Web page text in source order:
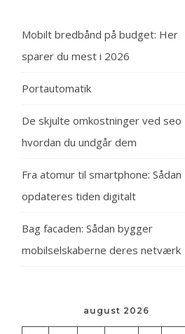
Mobilt bredbånd på budget: Her
sparer du mest i 2026
Portautomatik
De skjulte omkostninger ved seo
hvordan du undgår dem
Fra atomur til smartphone: Sådan
opdateres tiden digitalt
Bag facaden: Sådan bygger
mobilselskaberne deres netværk
august 2026